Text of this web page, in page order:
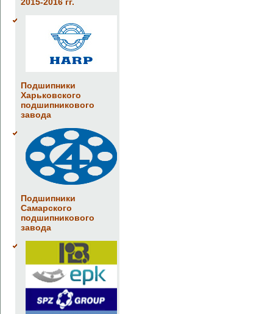
Подшипники
Харьковского
подшипникового
завода
Подшипники
Самарского
подшипникового
завода